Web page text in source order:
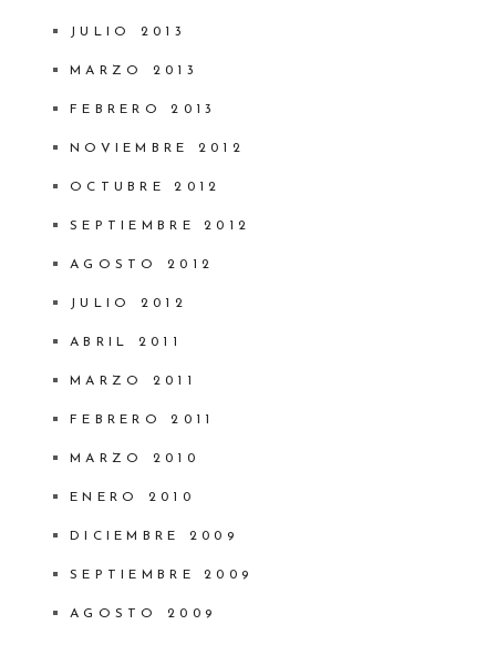
JULIO 2013
MARZO 2013
FEBRERO 2013
NOVIEMBRE 2012
OCTUBRE 2012
SEPTIEMBRE 2012
AGOSTO 2012
JULIO 2012
ABRIL 2011
MARZO 2011
FEBRERO 2011
MARZO 2010
ENERO 2010
DICIEMBRE 2009
SEPTIEMBRE 2009
AGOSTO 2009